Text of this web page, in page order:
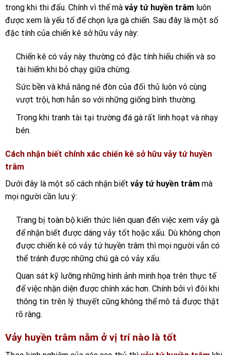
trong khi thi đấu. Chính vì thế mà vảy tứ huyền trâm luôn
được xem là yếu tố để chọn lựa gà chiến. Sau đây là một số
đặc tính của chiến kê sở hữu vảy này:
Chiến kê có vảy này thường có đặc tính hiếu chiến và so
tài hiếm khi bỏ chạy giữa chừng.
Sức bền và khả năng né đòn của đối thủ luôn vô cùng
vượt trội, hơn hẳn so với những giống bình thường.
Trong khi tranh tài tại trường đá gà rất linh hoạt và nhạy
bén.
Cách nhận biết chính xác chiến kê sở hữu vảy tứ huyền
trâm
Dưới đây là một số cách nhận biết vảy tứ huyền trâm mà
mọi người cần lưu ý:
Trang bị toàn bộ kiến thức liên quan đến việc xem vảy gà
để nhận biết được dáng vảy tốt hoặc xấu. Dù không chọn
được chiến kê có vảy tứ huyền trâm thì mọi người vẫn có
thể tránh được những chú gà có vảy xấu.
Quan sát kỹ lưỡng những hình ảnh minh họa trên thực tế
để việc nhận diện được chính xác hơn. Chính bởi vì đôi khi
thông tin trên lý thuyết cũng không thể mô tả được thật
rõ ràng.
Vảy huyền trâm nằm ở vị trí nào là tốt